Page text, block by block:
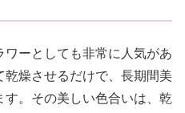
ーとしても非常に人気があ
乾燥させるだけで、長期間美
す。その美しい色合いは、乾